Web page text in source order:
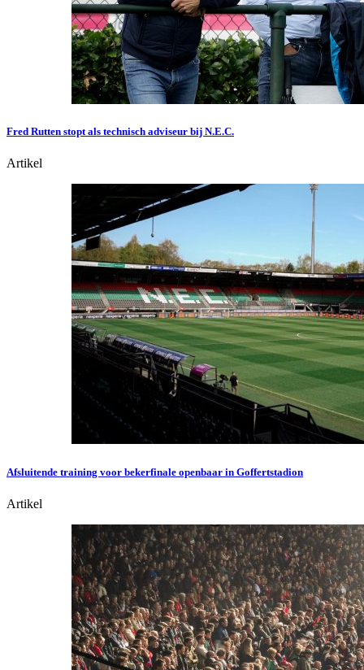
Fred Rutten stopt als technisch adviseur bij N.E.C.
Artikel
Afsluitende training voor bekerfinale openbaar in Goffertstadion
Artikel